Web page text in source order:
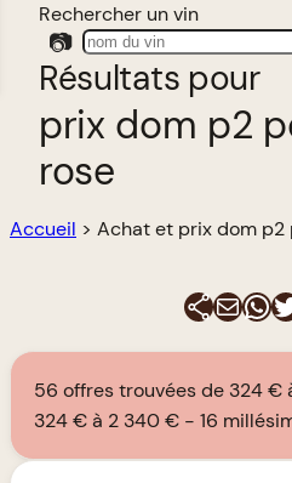
Rechercher un vin
📷
Résultats pour
prix dom p2
rose
Accueil > Achat et prix dom p2
E-mail
56 offres trouvées de 324
324 € à 2 340 €
16